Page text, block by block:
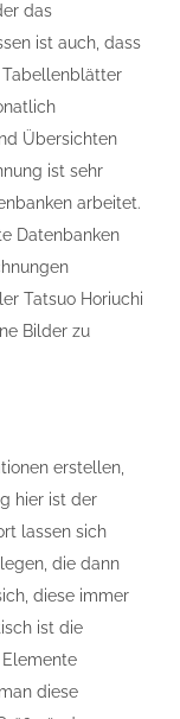
das
ist auch, dass
Tabellenblätter
Übersichten
ist sehr
arbeitet.
Datenbanken
Tatsuo Horiuchi
Bilder zu
erstellen,
hier ist der
lassen sich
die dann
diese immer
ist die
Elemente
diese